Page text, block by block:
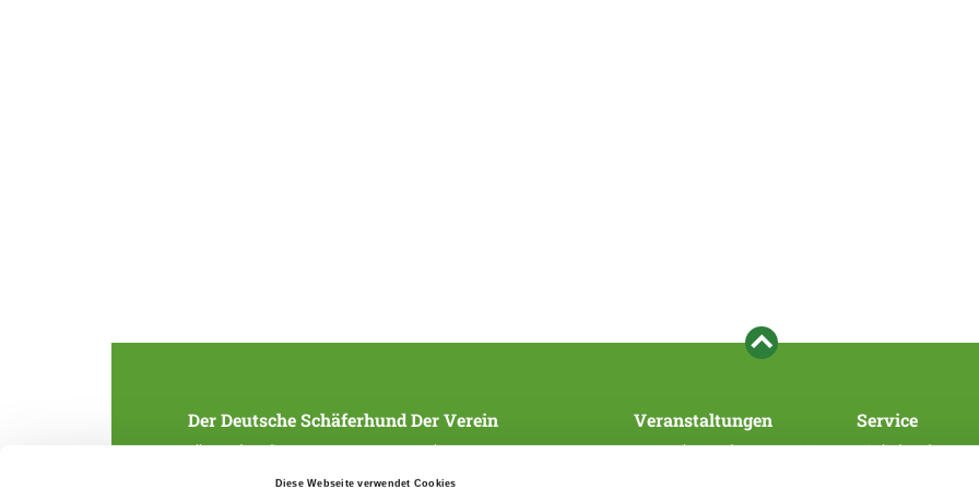
Diese Webseite verwendet Cookies
Der Deutsche Schäferhund
Alles rund um die Rasse
Der Verein
Struktur
Veranstaltungen
Veranstaltungen des Hauptvereins
Service
Mitglied werden